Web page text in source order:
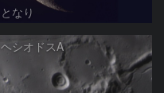
となり
ヘシオドスA